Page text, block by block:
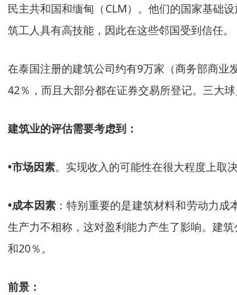
民主共和国和缅甸（ CLM）。他们的国家基础
筑工人具有高技能，因此在这些邻国受到信任。
在泰国注册的建筑公司约有9万家（商务部商业
42％，而且大部分都在证券交易所登记。三大
建筑业的评估需要考虑到：
•市场因素。实现收入的可能性在很大程度上取
•成本因素 ：特别重要的是建筑材料和劳动力
生产力不相称，这对盈利能力产生了影响。建
和20％。
前景：